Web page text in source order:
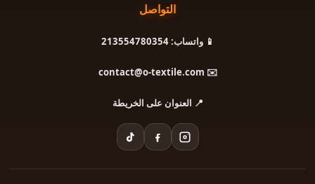
التواصل
📱 واتساب: 213554780354
✉️ contact@o-textile.com
📍 العنوان على الخريطة